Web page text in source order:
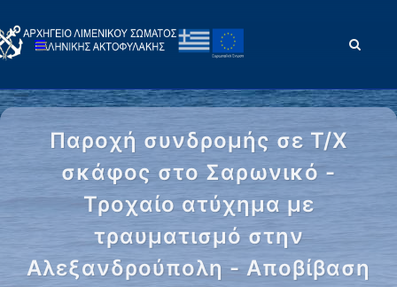
Παροχή συνδρομής σε Τ/Χ
σκάφος στο Σαρωνικό -
Τροχαίο ατύχημα με
τραυματισμό στην
Αλεξανδρούπολη - Αποβίβαση